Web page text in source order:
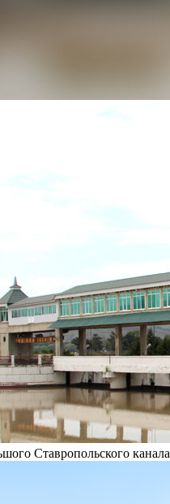
Ставропольского канала